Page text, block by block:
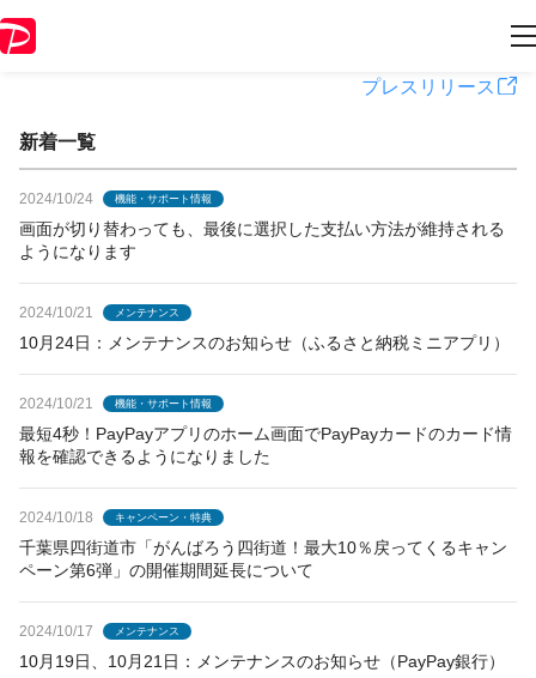
PayPayからのお知らせ
プレスリリース
新着一覧
2024/10/24 機能・サポート情報
画面が切り替わっても、最後に選択した支払い方法が維持される
ようになります
2024/10/21 メンテナンス
10月24日：メンテナンスのお知らせ（ふるさと納税ミニアプリ）
2024/10/21 機能・サポート情報
最短4秒！PayPayアプリのホーム画面でPayPayカードのカード情
報を確認できるようになりました
2024/10/18 キャンペーン・特典
千葉県四街道市「がんばろう四街道！最大10％戻ってくるキャン
ペーン第6弾」の開催期間延長について
2024/10/17 メンテナンス
10月19日、10月21日：メンテナンスのお知らせ（PayPay銀行）